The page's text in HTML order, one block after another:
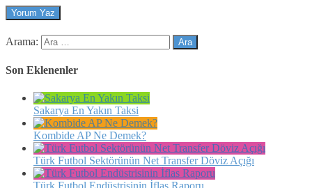
Arama:
Son Eklenenler
Sakarya En Yakın Taksi
Kombide AP Ne Demek?
Türk Futbol Sektörünün Net Transfer Döviz Açığı
Türk Futbol Endüstrisinin İflas Raporu